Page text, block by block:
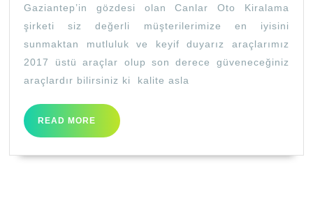
Gaziantep’in gözdesi olan Canlar Oto Kiralama
şirketi siz değerli müşterilerimize en iyisini
sunmaktan mutluluk ve keyif duyarız araçlarımız
2017 üstü araçlar olup son derece güveneceğiniz
araçlardır bilirsiniz ki kalite asla
READ MORE
READ
MORE